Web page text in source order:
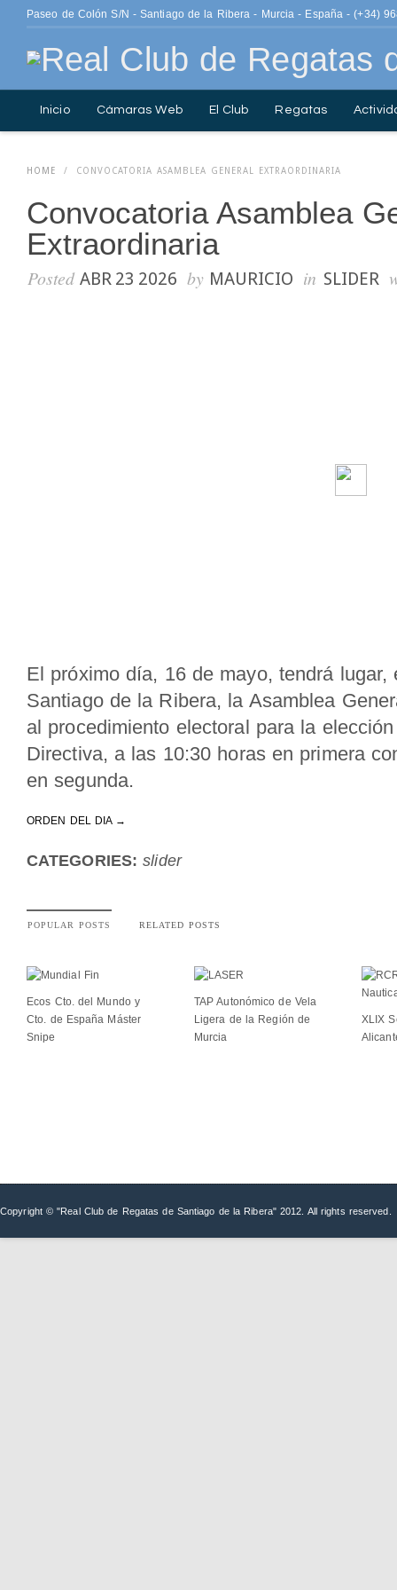
Paseo de Colón S/N - Santiago de la Ribera - Murcia - España - (+34)
Inicio Cámaras Web El Club Regatas
HOME / CONVOCATORIA ASAMBLEA GENERAL EXTRAORDINARIA
Convocatoria Asamblea
Extraordinaria
Posted ABR 23 2026 by MAURICIO in SLIDER
El próximo día, 16 de mayo, tendrá
Santiago de la Ribera, la Asamblea
al procedimiento electoral para la
Directiva, a las 10:30 horas en primera
en segunda.
ORDEN DEL DIA →
CATEGORIES: slider
POPULAR POSTS RELATED POSTS
Ecos Cto. del Mundo y
Cto. de España Máster
Snipe
TAP Autonómico de Vela
Ligera de la Región de
Murcia
XLIX
Copyright © "Real Club de Regatas de Santiago de la Ribera" 2012. All rights reserved.